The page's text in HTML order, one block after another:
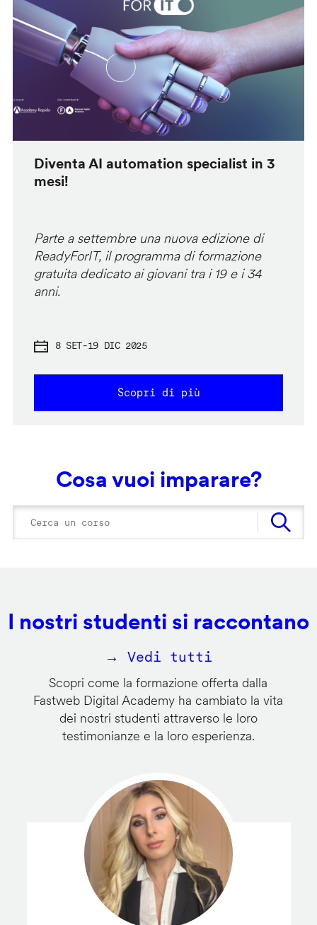
Diventa AI automation specialist in 3
mesi!
Parte a settembre una nuova edizione di
ReadyForIT, il programma di formazione
gratuita dedicato ai giovani tra i 19 e i 34
anni.
8 SET-19 DIC 2025
Scopri di più
Cosa vuoi imparare?
I nostri studenti si raccontano
→ Vedi tutti
Scopri come la formazione offerta dalla
Fastweb Digital Academy ha cambiato la vita
dei nostri studenti attraverso le loro
testimonianze e la loro esperienza.